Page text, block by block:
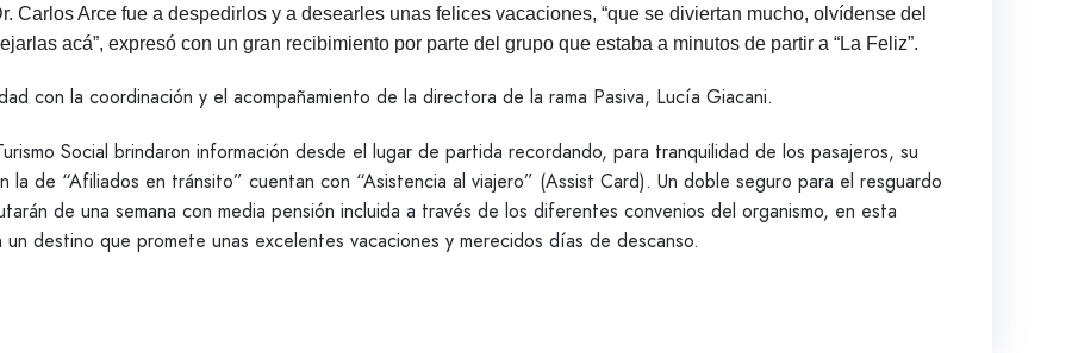
Carlos Arce fue a despedirlos y a desearles unas felices vacaciones, “que se diviertan mucho, olvídense del
acá”, expresó con un gran recibimiento por parte del grupo que estaba a minutos de partir a “La Feliz”.
con la coordinación y el acompañamiento de la directora de la rama Pasiva, Lucía Giacani.
Social brindaron información desde el lugar de partida recordando, para tranquilidad de los pasajeros, su
de “Afiliados en tránsito” cuentan con “Asistencia al viajero” (Assist Card). Un doble seguro para el resguardo
de una semana con media pensión incluida a través de los diferentes convenios del organismo, en esta
destino que promete unas excelentes vacaciones y merecidos días de descanso.